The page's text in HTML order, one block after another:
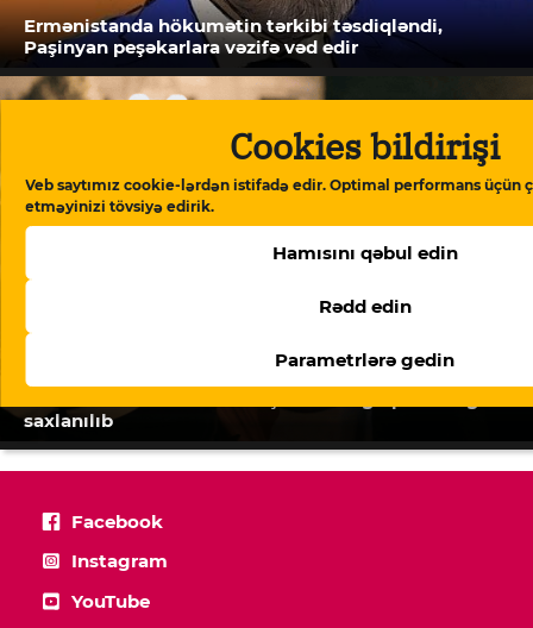
Cookies bildirişi
Veb saytımız cookie-lərdən istifadə edir. Optimal performans üçün
etməyinizi tövsiyə edirik.
Hamısını qəbul edin
Rədd edin
Parametrlərə gedin
Ermənistanda hökumətin tərkibi təsdiqləndi,
Paşinyan peşəkarlara vəzifə vəd edir
saxlanılıb
Facebook
Instagram
YouTube